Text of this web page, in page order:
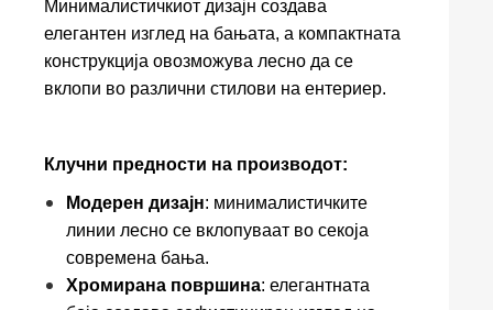
Минималистичкиот дизајн создава
елегантен изглед на бањата, а компактната
конструкција овозможува лесно да се
вклопи во различни стилови на ентериер.
Клучни предности на производот:
Модерен дизајн: минималистичките
линии лесно се вклопуваат во секоја
современа бања.
Хромирана површина: елегантната